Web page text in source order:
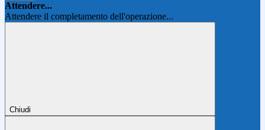
Attendere...
Attendere il completamento dell'operazione...
Chiudi